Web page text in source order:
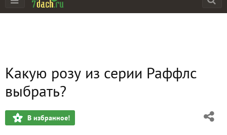
Какую розу из серии Раффлс
выбрать?
В избранное!